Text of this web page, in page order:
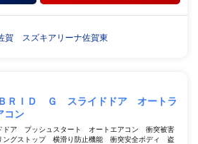
賀 スズキアリーナ佐賀東
ＢＲＩＤ Ｇ スライドドア オートラ
コン
ドア プッシュスタート オートエアコン 衝突被害
ングストップ 横滑り防止機能 衝突安全ボディ 盗